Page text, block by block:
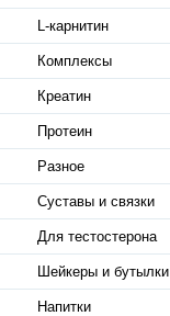
L-карнитин
Комплексы
Креатин
Протеин
Разное
Суставы и связки
Для тестостерона
Шейкеры и бутылки
Напитки